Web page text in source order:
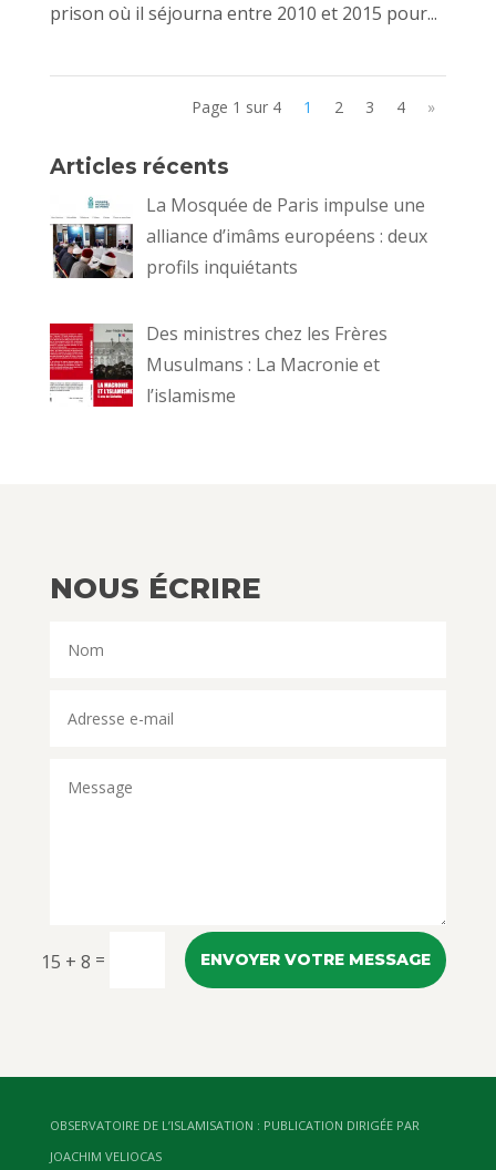
prison où il séjourna entre 2010 et 2015 pour...
Page 1 sur 4 1 2 3 4 »
Articles récents
La Mosquée de Paris impulse une
alliance d’imâms européens : deux
profils inquiétants
Des ministres chez les Frères
Musulmans : La Macronie et
l’islamisme
NOUS ÉCRIRE
15 + 8 = ENVOYER VOTRE MESSAGE
OBSERVATOIRE DE L’ISLAMISATION : PUBLICATION DIRIGÉE PAR
JOACHIM VELIOCAS